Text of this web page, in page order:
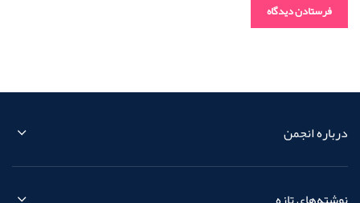
درباره انجمن